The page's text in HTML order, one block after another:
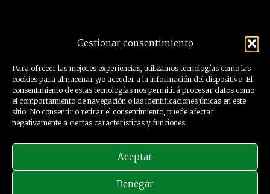
Gestionar consentimiento
Para ofrecer las mejores experiencias, utilizamos tecnologías como las
cookies para almacenar y/o acceder a la información del dispositivo. El
consentimiento de estas tecnologías nos permitirá procesar datos como
el comportamiento de navegación o las identificaciones únicas en este
sitio. No consentir o retirar el consentimiento, puede afectar
negativamente a ciertas características y funciones.
Aceptar
Denegar
profesionales orientados a ofrecer soluciones de